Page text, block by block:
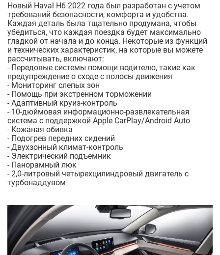
Новый Haval H6 2022 года был разработан с учетом
требований безопасности, комфорта и удобства.
Каждая деталь была тщательно продумана, чтобы
убедиться, что каждая поездка будет максимально
гладкой от начала и до конца. Некоторые из функций
и технических характеристик, на которые вы можете
рассчитывать, включают:
- Передовые системы помощи водителю, такие как
предупреждение о сходе с полосы движения
- Мониторинг слепых зон
- Помощь при экстренном торможении
- Адаптивный круиз-контроль
- 10-дюймовая информационно-развлекательная
система с поддержкой Apple CarPlay/Android Auto
- Кожаная обивка
- Подогрев передних сидений
- Двухзонный климат-контроль
- Электрический подъемник
- Панорамный люк
- 2,0-литровый четырехцилиндровый двигатель с
турбонаддувом